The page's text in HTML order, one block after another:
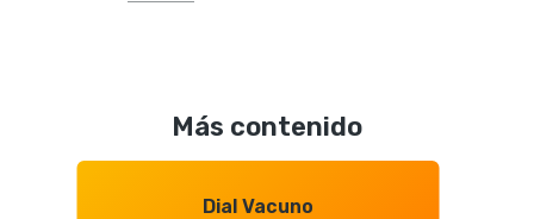
Aquitanima
2026,
entrevista
Más contenido
Dial Vacuno